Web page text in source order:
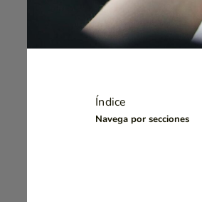
Índice
Navega por secciones